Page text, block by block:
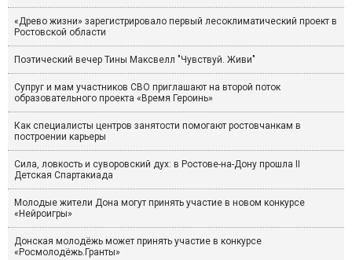
«Древо жизни» зарегистрировало первый лесоклиматический проект в
Ростовской области
Поэтический вечер Тины Максвелл "Чувствуй. Живи"
Супруг и мам участников СВО приглашают на второй поток
образовательного проекта «Время Героинь»
Как специалисты центров занятости помогают ростовчанкам в
построении карьеры
Сила, ловкость и суворовский дух: в Ростове-на-Дону прошла II
Детская Спартакиада
Молодые жители Дона могут принять участие в новом конкурсе
«Нейроигры»
Донская молодёжь может принять участие в конкурсе
«Росмолодёжь.Гранты»